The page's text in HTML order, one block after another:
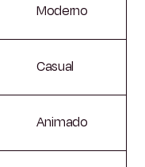
Moderno
Casual
Animado